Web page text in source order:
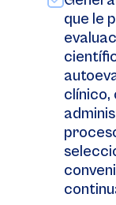
que le
clínico,